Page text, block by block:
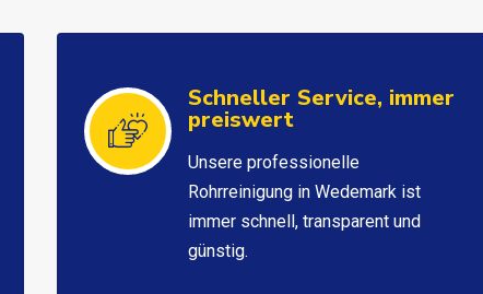
Schneller Service, immer
preiswert
Unsere professionelle
Rohrreinigung in Wedemark ist
immer schnell, transparent und
günstig.